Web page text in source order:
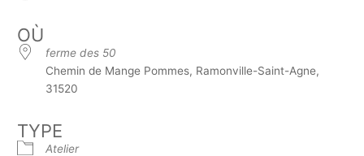
OÙ
ferme des 50
Chemin de Mange Pommes, Ramonville-Saint-Agne,
31520
TYPE
Atelier